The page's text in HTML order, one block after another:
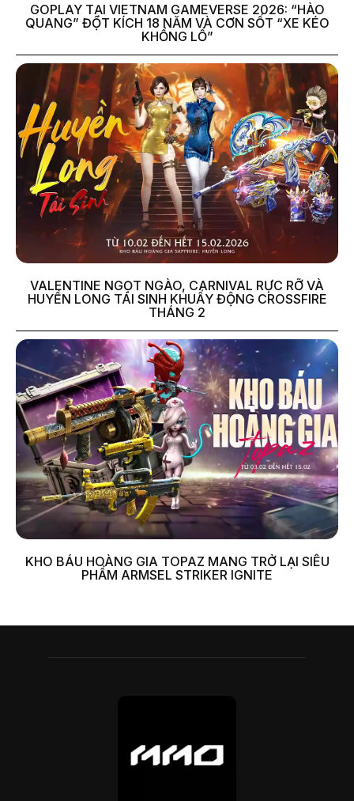
GOPLAY TẠI VIETNAM GAMEVERSE 2026: “HÀO
QUANG” ĐỘT KÍCH 18 NĂM VÀ CƠN SỐT “XE KÉO
KHỔNG LỒ”
VALENTINE NGỌT NGÀO, CARNIVAL RỰC RỠ VÀ
HUYỀN LONG TÁI SINH KHUẤY ĐỘNG CROSSFIRE
THÁNG 2
KHO BÁU HOÀNG GIA TOPAZ MANG TRỞ LẠI SIÊU
PHẨM ARMSEL STRIKER IGNITE